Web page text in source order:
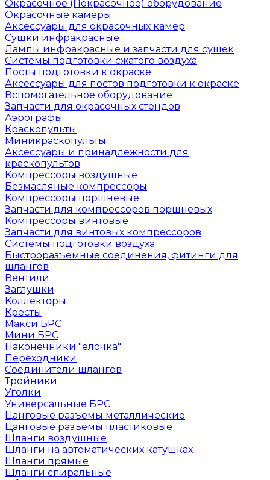
Окрасочное (Покрасочное) оборудование
Окрасочные камеры
Аксессуары для окрасочных камер
Сушки инфракрасные
Лампы инфракрасные и запчасти для сушек
Системы подготовки сжатого воздуха
Посты подготовки к окраске
Аксессуары для постов подготовки к окраске
Вспомогательное оборудование
Запчасти для окрасочных стендов
Аэрографы
Краскопульты
Миникраскопульты
Аксессуары и принадлежности для
краскопультов
Компрессоры воздушные
Безмасляные компрессоры
Компрессоры поршневые
Запчасти для компрессоров поршневых
Компрессоры винтовые
Запчасти для винтовых компрессоров
Системы подготовки воздуха
Быстроразъемные соединения, фитинги для
шлангов
Вентили
Заглушки
Коллекторы
Кресты
Макси БРС
Мини БРС
Наконечники "елочка"
Переходники
Соединители шлангов
Тройники
Уголки
Универсальные БРС
Цанговые разъемы металлические
Цанговые разъемы пластиковые
Шланги воздушные
Шланги на автоматических катушках
Шланги прямые
Шланги спиральные